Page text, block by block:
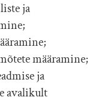
ja
määramine;
ja
avalikult